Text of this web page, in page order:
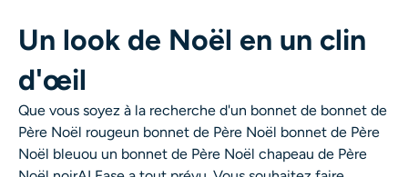
Un look de Noël en un clin
d'œil
Que vous soyez à la recherche d'un bonnet de bonnet de
Père Noël rougeun bonnet de Père Noël bonnet de Père
Noël bleuou un bonnet de Père Noël chapeau de Père